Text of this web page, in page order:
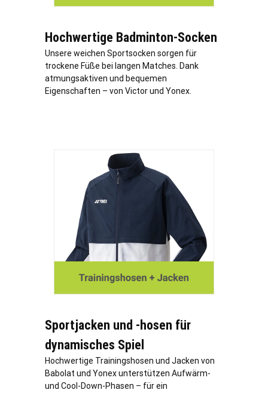
Hochwertige Badminton-Socken
Unsere weichen Sportsocken sorgen für
trockene Füße bei langen Matches. Dank
atmungsaktiven und bequemen
Eigenschaften – von Victor und Yonex.
Sportjacken und -hosen für
dynamisches Spiel
Hochwertige Trainingshosen und Jacken von
Babolat und Yonex unterstützen Aufwärm-
und Cool-Down-Phasen – für ein